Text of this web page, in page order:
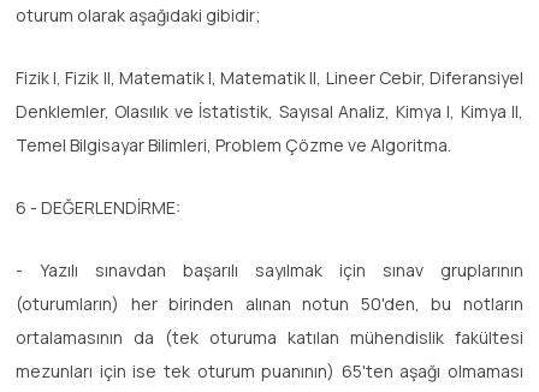
oturum olarak aşağıdaki gibidir;
Fizik I, Fizik II, Matematik I, Matematik II, Lineer Cebir, Diferansiyel
Denklemler, Olasılık ve İstatistik, Sayısal Analiz, Kimya I, Kimya II,
Temel Bilgisayar Bilimleri, Problem Çözme ve Algoritma.
6 - DEĞERLENDİRME:
- Yazılı sınavdan başarılı sayılmak için sınav gruplarının
(oturumların) her birinden alınan notun 50'den, bu notların
ortalamasının da (tek oturuma katılan mühendislik fakültesi
mezunları için ise tek oturum puanının) 65'ten aşağı olmaması